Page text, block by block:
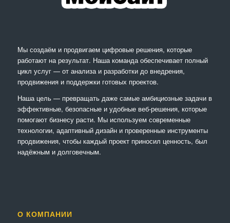
Мы создаём и продвигаем цифровые решения, которые
работают на результат. Наша команда обеспечивает полный
цикл услуг — от анализа и разработки до внедрения,
продвижения и поддержки готовых проектов.
Наша цель — превращать даже самые амбициозные задачи в
эффективные, безопасные и удобные веб-решения, которые
помогают бизнесу расти. Мы используем современные
технологии, адаптивный дизайн и проверенные инструменты
продвижения, чтобы каждый проект приносил ценность, был
надёжным и долговечным.
О КОМПАНИИ